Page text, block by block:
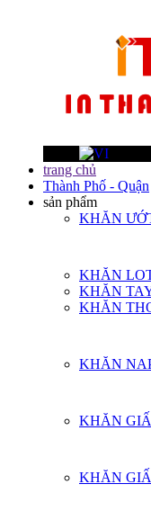
trang chủ
Thành Phố - Quận
sản phẩm
KHĂN
KHĂN
KHĂN
KHĂN
KHĂN
KHĂN
KHĂN